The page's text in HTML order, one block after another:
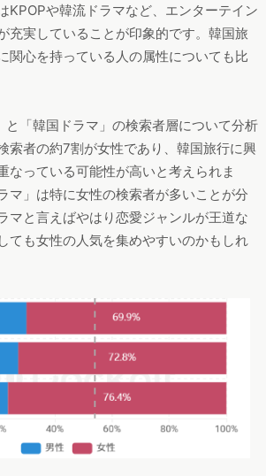
KPOPや韓流ドラマなど、エンターテイン
充実していることが印象的です。韓国旅
関心を持っている人の属性についても比
と「韓国ドラマ」の検索者層について分析
索者の約7割が女性であり、韓国旅行に興
なっている可能性が高いと考えられま
マ」は特に女性の検索者が多いことが分
マと言えばやはり恋愛ジャンルが王道な
ても女性の人気を集めやすいのかもしれ